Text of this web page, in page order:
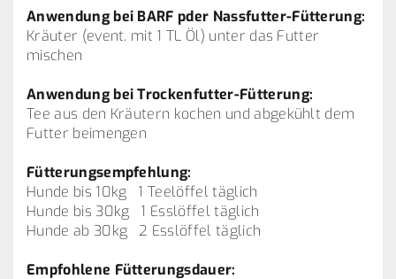
Anwendung bei BARF pder Nassfutter-Fütterung:
Kräuter (event. mit 1 TL Öl) unter das Futter
mischen
Anwendung bei Trockenfutter-Fütterung:
Tee aus den Kräutern kochen und abgekühlt dem
Futter beimengen
Fütterungsempfehlung:
Hunde bis 10kg 1 Teelöffel täglich
Hunde bis 30kg 1 Esslöffel täglich
Hunde ab 30kg 2 Esslöffel täglich
Empfohlene Fütterungsdauer: